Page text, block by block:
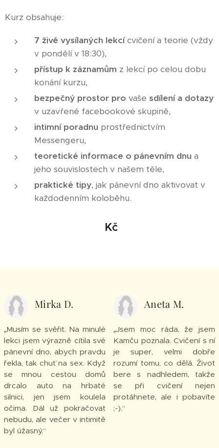
Kurz obsahuje:
7 živě vysílaných lekcícvičení a teorie (vždy
v pondělí v 18:30),
přístup k záznamům z lekcí po celou dobu
konání kurzu,
bezpečný prostor pro vaše sdílení a dotazy
v uzavřené facebookové skupině,
intimní poradnu prostřednictvím
Messengeru,
teoretické informace o pánevním dnu a
jeho souvislostech v našem těle,
praktické tipy, jak pánevní dno aktivovat v
každodenním koloběhu.
Kč
Mirka D.
„Musím se svěřit. Na minulé
lekci jsem výrazně cítila své
pánevní dno, abych pravdu
řekla, tak chuť na sex. Když
se mnou cestou domů
drcalo auto na hrbaté
silnici, jen jsem koulela
očima. Dál už pokračovat
nebudu, ale večer v intimitě
byl úžasný.“
Aneta M.
„Jsem moc ráda, že jsem
Kamču poznala. Cvičení s ní
je super, velmi dobře
rozumí tomu, co dělá. Život
bere s nadhledem, takže
se při cvičení nejen
protáhnete, ale i pobavíte
;-).“